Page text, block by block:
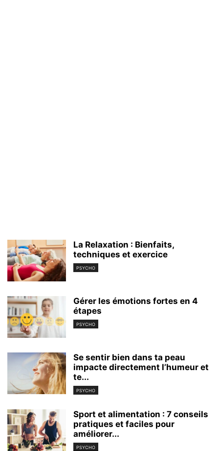
La Relaxation : Bienfaits,
techniques et exercice
PSYCHO
Gérer les émotions fortes en 4
étapes
PSYCHO
Se sentir bien dans ta peau
impacte directement l’humeur et
te...
PSYCHO
Sport et alimentation : 7 conseils
pratiques et faciles pour
améliorer...
PSYCHO